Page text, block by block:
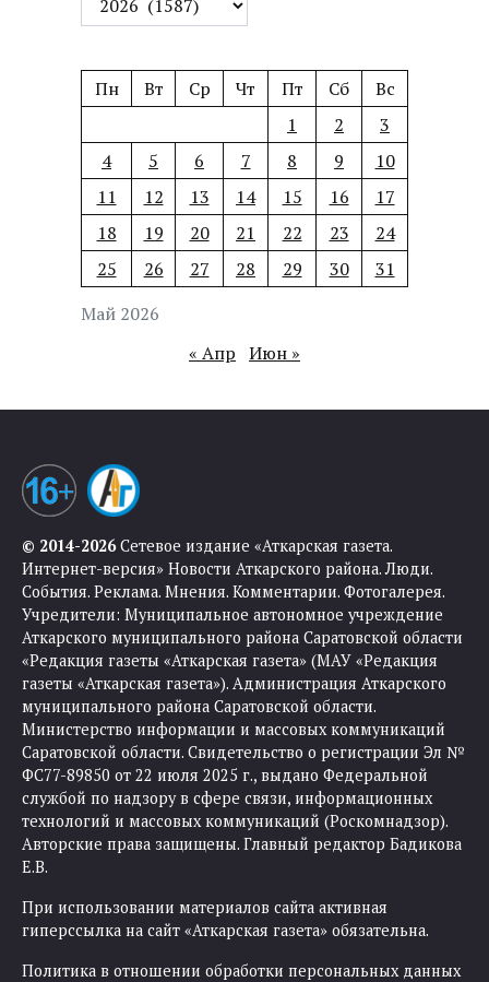
Май 2026
Пн Вт Ср Чт Пт Сб
Вс
1
2
3
4
5 6 7 8 9
10
11
12 13 14 15 16
17
18
19 20 21 22 23
24
25
26 27 28 29 30 31
« Апр Июн »
© 2014-2026Сетевое издание «Аткарская газета.
Интернет-версия» Новости Аткарского района. Люди.
События. Реклама. Мнения. Комментарии. Фотогалерея.
Учредители: Муниципальное автономное учреждение
Аткарского муниципального района Саратовской области
«Редакция газеты «Аткарская газета» (МАУ «Редакция
газеты «Аткарская газета»). Администрация Аткарского
муниципального района Саратовской области.
Министерство информации и массовых коммуникаций
Саратовской области. Свидетельство о регистрации Эл №
ФС77-89850 от 22 июля 2025 г., выдано Федеральной
службой по надзору в сфере связи, информационных
технологий и массовых коммуникаций (Роскомнадзор).
Авторские права защищены. Главный редактор Бадикова
Е.В.
При использовании материалов сайта активная
гиперссылка на сайт «Аткарская газета» обязательна.
Политика в отношении обработки персональных данных